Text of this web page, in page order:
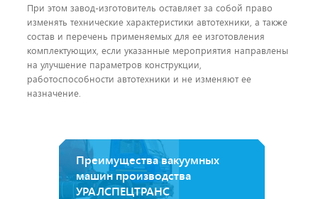
При этом завод-изготовитель оставляет за собой право
изменять технические характеристики автотехники, а также
состав и перечень применяемых для ее изготовления
комплектующих, если указанные мероприятия направлены
на улучшение параметров конструкции,
работоспособности автотехники и не изменяют ее
назначение.
Преимущества вакуумных
машин производства
УРАЛСПЕЦТРАНС